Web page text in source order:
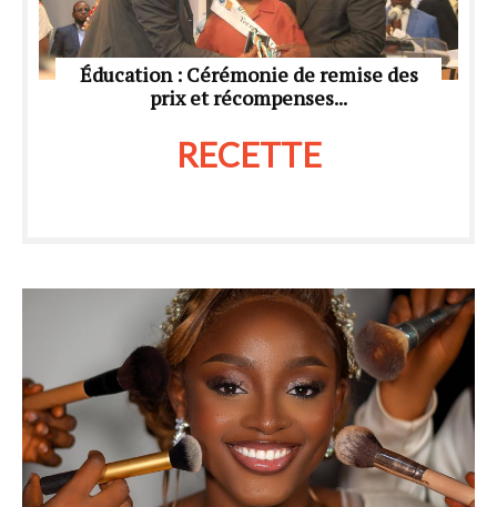
Éducation : Cérémonie de remise des
prix et récompenses...
RECETTE